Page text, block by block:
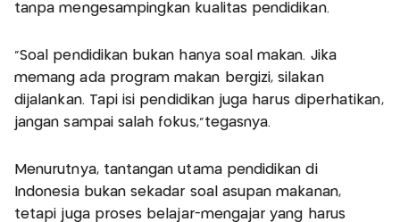
tanpa mengesampingkan kualitas pendidikan.
"Soal pendidikan bukan hanya soal makan. Jika
memang ada program makan bergizi, silakan
dijalankan. Tapi isi pendidikan juga harus diperhatikan,
jangan sampai salah fokus,"tegasnya.
Menurutnya, tantangan utama pendidikan di
Indonesia bukan sekadar soal asupan makanan,
tetapi juga proses belajar-mengajar yang harus